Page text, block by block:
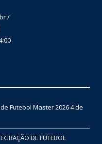
/
Futebol Master 20264 de
DE FUTEBOL